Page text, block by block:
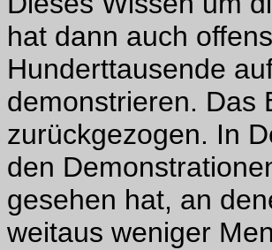
hat dann auch
Hunderttausende
demonstrieren. Das
zurückgezogen. In
den
gesehen hat, an
weitaus weniger